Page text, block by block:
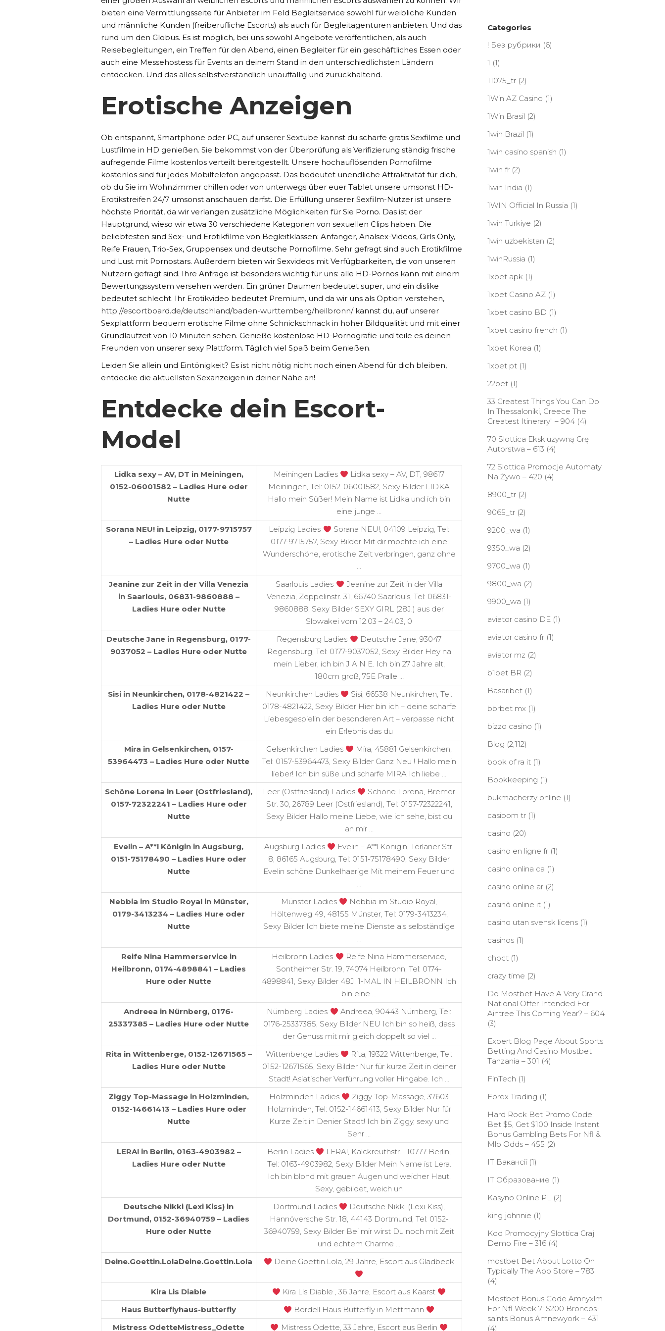
bieten eine Vermittlungsseite für Anbieter im Feld Begleitservice sowohl für weibliche Kunden
und männliche Kunden (freiberufliche Escorts) als auch für Begleitagenturen anbieten. Und das
rund um den Globus. Es ist möglich, bei uns sowohl Angebote veröffentlichen, als auch
Reisebegleitungen, ein Treffen für den Abend, einen Begleiter für ein geschäftliches Essen oder
auch eine Messehostess für Events an deinem Stand in den unterschiedlichsten Ländern
entdecken. Und das alles selbstverständlich unauffällig und zurückhaltend.
Erotische Anzeigen
Ob entspannt, Smartphone oder PC, auf unserer Sextube kannst du scharfe gratis Sexfilme und
Lustfilme in HD genießen. Sie bekommst von der Überprüfung als Verifizierung ständig frische
aufregende Filme kostenlos verteilt bereitgestellt. Unsere hochauflösenden Pornofilme
kostenlos sind für jedes Mobiltelefon angepasst. Das bedeutet unendliche Attraktivität für dich,
ob du Sie im Wohnzimmer chillen oder von unterwegs über euer Tablet unsere umsonst HD-
Erotikstreifen 24/7 umsonst anschauen darfst. Die Erfüllung unserer Sexfilm-Nutzer ist unsere
höchste Priorität, da wir verlangen zusätzliche Möglichkeiten für Sie Porno. Das ist der
Hauptgrund, wieso wir etwa 30 verschiedene Kategorien von sexuellen Clips haben. Die
beliebtesten sind Sex- und Erotikfilme von Begleitklassen: Anfänger, Analsex-Videos, Girls Only,
Reife Frauen, Trio-Sex, Gruppensex und deutsche Pornofilme. Sehr gefragt sind auch Erotikfilme
und Lust mit Pornostars. Außerdem bieten wir Sexvideos mit Verfügbarkeiten, die von unseren
Nutzern gefragt sind. Ihre Anfrage ist besonders wichtig für uns: alle HD-Pornos kann mit einem
Bewertungssystem versehen werden. Ein grüner Daumen bedeutet super, und ein dislike
bedeutet schlecht. Ihr Erotikvideo bedeutet Premium, und da wir uns als Option verstehen,
http://escortboard.de/deutschland/baden-wurttemberg/heilbronn/kannst du, auf unserer
Sexplattform bequem erotische Filme ohne Schnickschnack in hoher Bildqualität und mit einer
Grundlaufzeit von 10 Minuten sehen. Genieße kostenlose HD-Pornografie und teile es deinen
Freunden von unserer sexy Plattform. Täglich viel Spaß beim Genießen.
Leiden Sie allein und Eintönigkeit? Es ist nicht nötig nicht noch einen Abend für dich bleiben,
entdecke die aktuellsten Sexanzeigen in deiner Nähe an!
Entdecke dein Escort-
Model
Lidka sexy – AV, DT in Meiningen,
0152-06001582 – Ladies Hure oder
Nutte
Meiningen Ladies
Lidka sexy – AV, DT, 98617
Meiningen, Tel: 0152-06001582, Sexy Bilder LIDKA
Hallo mein Süßer! Mein Name ist Lidka und ich bin
eine junge …
Sorana NEU! in Leipzig, 0177-9715757
– Ladies Hure oder Nutte
Leipzig Ladies
Sorana NEU!, 04109 Leipzig, Tel:
0177-9715757, Sexy Bilder Mit dir möchte ich eine
Wunderschöne, erotische Zeit verbringen, ganz ohne
…
Jeanine zur Zeit in der Villa Venezia
in Saarlouis, 06831-9860888 –
Ladies Hure oder Nutte
Saarlouis Ladies
Jeanine zur Zeit in der Villa
Venezia, Zeppelinstr. 31, 66740 Saarlouis, Tel: 06831-
9860888, Sexy Bilder SEXY GIRL (28J.) aus der
Slowakei vom 12.03 – 24.03, 0
Deutsche Jane in Regensburg, 0177-
9037052 – Ladies Hure oder Nutte
Regensburg Ladies
Deutsche Jane, 93047
Regensburg, Tel: 0177-9037052, Sexy Bilder Hey na
mein Lieber, ich bin J A N E. Ich bin 27 Jahre alt,
180cm groß, 75E Pralle …
Sisi in Neunkirchen, 0178-4821422 –
Ladies Hure oder Nutte
Neunkirchen Ladies
Sisi, 66538 Neunkirchen, Tel:
0178-4821422, Sexy Bilder Hier bin ich – deine scharfe
Liebesgespielin der besonderen Art – verpasse nicht
ein Erlebnis das du
Mira in Gelsenkirchen, 0157-
53964473 – Ladies Hure oder Nutte
Gelsenkirchen Ladies
Mira, 45881 Gelsenkirchen,
Tel: 0157-53964473, Sexy Bilder Ganz Neu ! Hallo mein
lieber! Ich bin süße und scharfe MIRA Ich liebe …
Schöne Lorena in Leer (Ostfriesland),
0157-72322241 – Ladies Hure oder
Nutte
Leer (Ostfriesland) Ladies
Schöne Lorena, Bremer
Str. 30, 26789 Leer (Ostfriesland), Tel: 0157-72322241,
Sexy Bilder Hallo meine Liebe, wie ich sehe, bist du
an mir …
Evelin – A**l Königin in Augsburg,
0151-75178490 – Ladies Hure oder
Nutte
Augsburg Ladies
Evelin – A**l Königin, Terlaner Str.
8, 86165 Augsburg, Tel: 0151-75178490, Sexy Bilder
Evelin schöne Dunkelhaarige Mit meinem Feuer und
…
Nebbia im Studio Royal in Münster,
0179-3413234 – Ladies Hure oder
Nutte
Münster Ladies
Nebbia im Studio Royal,
Höltenweg 49, 48155 Münster, Tel: 0179-3413234,
Sexy Bilder Ich biete meine Dienste als selbständige
…
Reife Nina Hammerservice in
Heilbronn, 0174-4898841 – Ladies
Hure oder Nutte
Heilbronn Ladies
Reife Nina Hammerservice,
Sontheimer Str. 19, 74074 Heilbronn, Tel: 0174-
4898841, Sexy Bilder 48J. 1-MAL IN HEILBRONN Ich
bin eine …
Andreea in Nürnberg, 0176-
25337385 – Ladies Hure oder Nutte
Nürnberg Ladies
Andreea, 90443 Nürnberg, Tel:
0176-25337385, Sexy Bilder NEU Ich bin so heiß, dass
der Genuss mit mir gleich doppelt so viel …
Rita in Wittenberge, 0152-12671565 –
Ladies Hure oder Nutte
Wittenberge Ladies
Rita, 19322 Wittenberge, Tel:
0152-12671565, Sexy Bilder Nur für kurze Zeit in deiner
Stadt! Asiatischer Verführung voller Hingabe. Ich …
Ziggy Top-Massage in Holzminden,
0152-14661413 – Ladies Hure oder
Nutte
Holzminden Ladies
Ziggy Top-Massage, 37603
Holzminden, Tel: 0152-14661413, Sexy Bilder Nur für
Kurze Zeit in Denier Stadt! Ich bin Ziggy, sexy und
Sehr …
LERA! in Berlin, 0163-4903982 –
Ladies Hure oder Nutte
Berlin Ladies
LERA!, Kalckreuthstr. , 10777 Berlin,
Tel: 0163-4903982, Sexy Bilder Mein Name ist Lera.
Ich bin blond mit grauen Augen und weicher Haut.
Sexy, gebildet, weich un
Deutsche Nikki (Lexi Kiss) in
Dortmund, 0152-36940759 – Ladies
Hure oder Nutte
Dortmund Ladies
Deutsche Nikki (Lexi Kiss),
Hannöversche Str. 18, 44143 Dortmund, Tel: 0152-
36940759, Sexy Bilder Bei mir wirst Du noch mit Zeit
und echtem Charme …
Deine.Goettin.LolaDeine.Goettin.Lola
Deine.Goettin.Lola, 29 Jahre, Escort aus Gladbeck
Kira Lis Diable
Kira Lis Diable , 36 Jahre, Escort aus Kaarst
Haus Butterflyhaus-butterfly
Bordell Haus Butterfly in Mettmann
Mistress OdetteMistress_Odette
Mistress Odette, 33 Jahre, Escort aus Berlin
Categories
! Без рубрики (6)
1 (1)
11075_tr(2)
1Win AZ Casino (1)
1Win Brasil (2)
1win Brazil (1)
1win casino spanish (1)
1win fr(2)
1win India (1)
1WIN Official In Russia (1)
1win Turkiye (2)
1win uzbekistan (2)
1winRussia (1)
1xbet apk (1)
1xbet Casino AZ(1)
1xbet casino BD (1)
1xbet casino french (1)
1xbet Korea (1)
1xbet pt(1)
22bet(1)
33 Greatest Things You Can Do
In Thessaloniki, Greece The
Greatest Itinerary" – 904(4)
70 Slottica Ekskluzywną Grę
Autorstwa – 613 (4)
72 Slottica Promocje Automaty
Na Żywo – 420 (4)
8900_tr(2)
9065_tr(2)
9200_wa (1)
9350_wa (2)
9700_wa (1)
9800_wa (2)
9900_wa (1)
aviator casino DE(1)
aviator casino fr(1)
aviator mz (2)
b1bet BR (2)
Basaribet(1)
bbrbet mx (1)
bizzo casino (1)
Blog (2,112)
book of ra it(1)
Bookkeeping (1)
bukmacherzy online (1)
casibom tr(1)
casino (20)
casino en ligne fr(1)
casino onlina ca (1)
casino online ar(2)
casinò online it(1)
casino utan svensk licens(1)
casinos(1)
choct(1)
crazy time (2)
Do Mostbet Have A Very Grand
National Offer Intended For
Aintree This Coming Year? – 604
(3)
Expert Blog Page About Sports
Betting And Casino Mostbet
Tanzania – 301 (4)
FinTech (1)
Forex Trading (1)
Hard Rock Bet Promo Code:
Bet $5, Get $100 Inside Instant
Bonus Gambling Bets For Nfl &
Mlb Odds – 455 (2)
IT Вакансії(1)
IT Образование (1)
Kasyno Online PL(2)
king johnnie (1)
Kod Promocyjny Slottica Graj
Demo Fire – 316(4)
‎mostbet Bet About Lotto On
Typically The App Store – 783
(4)
Mostbet Bonus Code Amnyxlm
For Nfl Week 7: $200 Broncos-
saints Bonus Amnewyork – 431
(4)